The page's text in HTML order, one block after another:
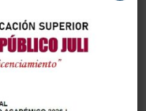
será publicada.
con*